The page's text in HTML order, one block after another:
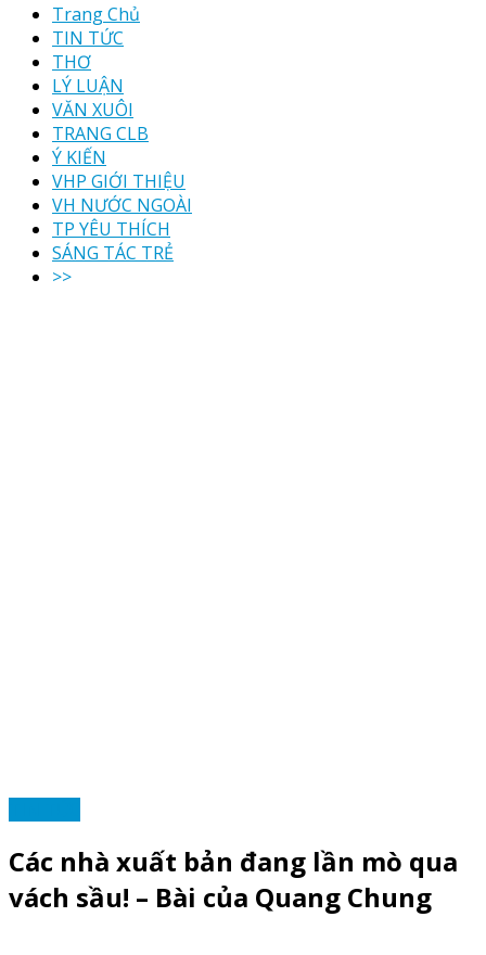
Trang Chủ
TIN TỨC
THƠ
LÝ LUẬN
VĂN XUÔI
TRANG CLB
Ý KIẾN
VHP GIỚI THIỆU
VH NƯỚC NGOÀI
TP YÊU THÍCH
SÁNG TÁC TRẺ
>>
Các nhà xuất bản đang lần mò qua
vách sầu! – Bài của Quang Chung